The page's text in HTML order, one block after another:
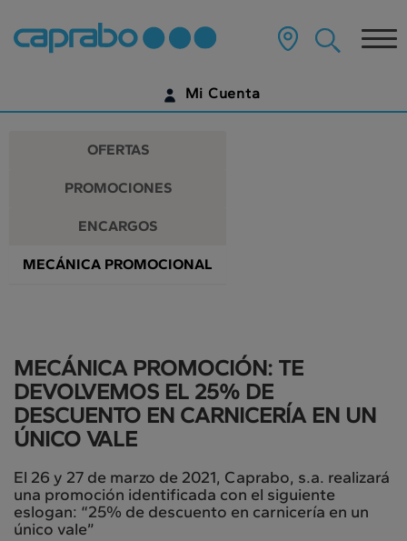
Promociones
y
descuentos
en
nuestros
supermercados
contenido
página
Mi Cuenta
¿AÚN NO TIENES UNA CUENTA DIGITAL?
OFERTAS
PROMOCIONES
ENCARGOS
MECÁNICA PROMOCIONAL
MECÁNICA PROMOCIÓN: TE
DEVOLVEMOS EL 25% DE
DESCUENTO EN CARNICERÍA EN UN
ÚNICO VALE
El 26 y 27 de marzo de 2021, Caprabo, s.a. realizará
una promoción identificada con el siguiente
eslogan: “25% de descuento en carnicería en un
único vale”